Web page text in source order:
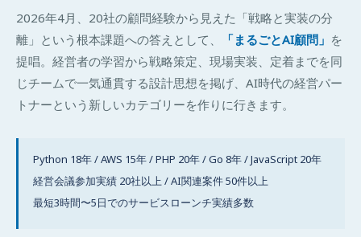
2026年4月、20社の顧問経験から見えた「戦略と実装の分
離」という根本課題への答えとして、
「まるごとAI顧問」 を
提唱。経営者の学習から戦略策定、現場実装、定着までを同
じチームで一気通貫する設計思想を掲げ、AI時代の経営パー
トナーという新しいカテゴリーを作りに行きます。
Python 18年 / AWS 15年 / PHP 20年 / Go 8年 / JavaScript 20年
経営会議参加実績 20社以上 / AI関連案件 50件以上
最短3時間〜5日でのサービスローンチ実績多数